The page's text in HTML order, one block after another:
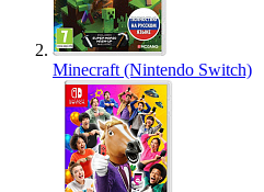
Minecraft (Nintendo Switch)